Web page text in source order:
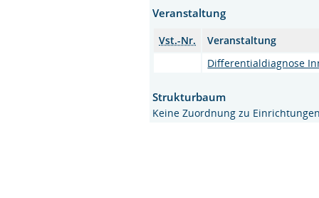
Veranstaltung
Vst.-Nr.
Veranstaltung
Differentialdiagnose
Strukturbaum
Keine Zuordnung zu